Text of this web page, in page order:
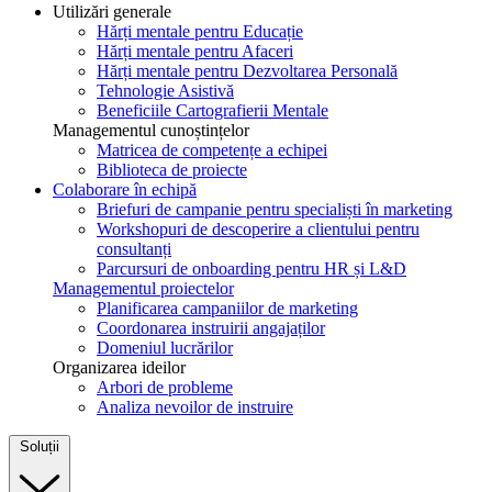
Utilizări generale
Hărți mentale pentru Educație
Hărți mentale pentru Afaceri
Hărți mentale pentru Dezvoltarea Personală
Tehnologie Asistivă
Beneficiile Cartografierii Mentale
Managementul cunoștințelor
Matricea de competențe a echipei
Biblioteca de proiecte
Colaborare în echipă
Briefuri de campanie pentru specialiști în marketing
Workshopuri de descoperire a clientului pentru
consultanți
Parcursuri de onboarding pentru HR și L&D
Managementul proiectelor
Planificarea campaniilor de marketing
Coordonarea instruirii angajaților
Domeniul lucrărilor
Organizarea ideilor
Arbori de probleme
Analiza nevoilor de instruire
Soluții